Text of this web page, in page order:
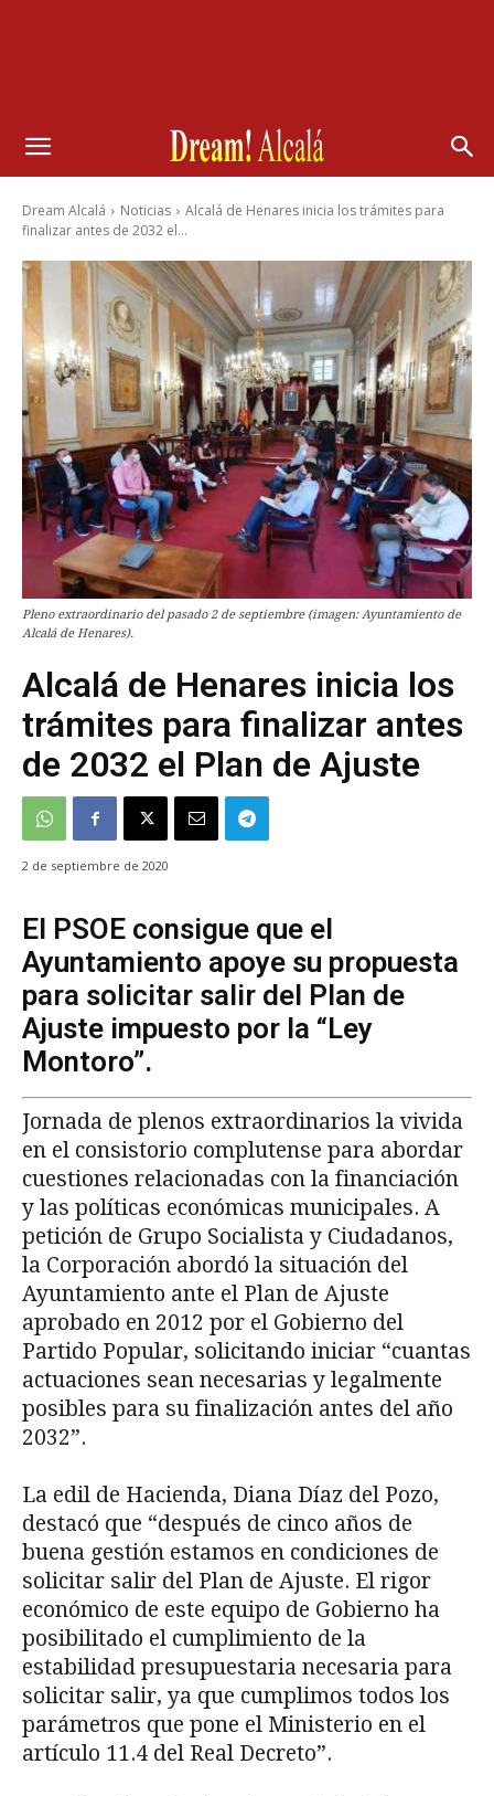
Dream Alcalá Noticias
Alcalá de Henares inicia los trámites para
finalizar antes de 2032 el...
Pleno extraordinario del pasado 2 de septiembre (imagen: Ayuntamiento de
Alcalá de Henares).
Alcalá de Henares inicia los
trámites para finalizar antes
de 2032 el Plan de Ajuste
2 de septiembre de 2020
El PSOE consigue que el
Ayuntamiento apoye su propuesta
para solicitar salir del Plan de
Ajuste impuesto por la “Ley
Montoro”.
Jornada de plenos extraordinarios la vivida
en el consistorio complutense para abordar
cuestiones relacionadas con la financiación
y las políticas económicas municipales. A
petición de Grupo Socialista y Ciudadanos,
la Corporación abordó la situación del
Ayuntamiento ante el Plan de Ajuste
aprobado en 2012 por el Gobierno del
Partido Popular, solicitando iniciar “cuantas
actuaciones sean necesarias y legalmente
posibles para su finalización antes del año
2032”.
La edil de Hacienda, Diana Díaz del Pozo,
destacó que “después de cinco años de
buena gestión estamos en condiciones de
solicitar salir del Plan de Ajuste. El rigor
económico de este equipo de Gobierno ha
posibilitado el cumplimiento de la
estabilidad presupuestaria necesaria para
solicitar salir, ya que cumplimos todos los
parámetros que pone el Ministerio en el
artículo 11.4 del Real Decreto”.